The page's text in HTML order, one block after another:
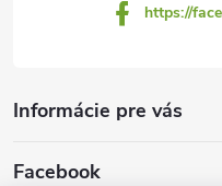
https://
Informácie pre vás
Facebook